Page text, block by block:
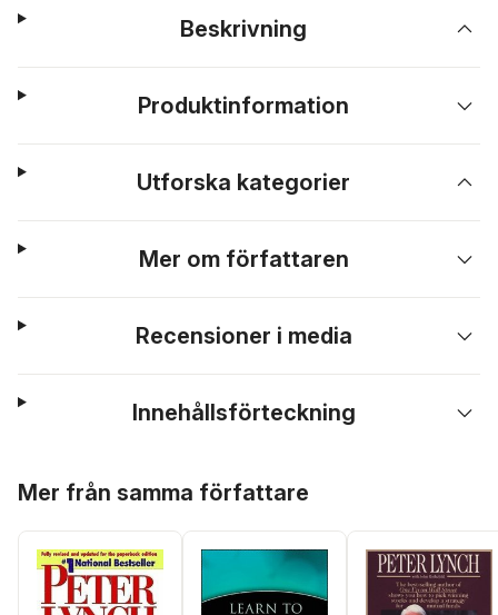
Beskrivning
Produktinformation
Utforska kategorier
Mer om författaren
Recensioner i media
Innehållsförteckning
Mer från samma författare